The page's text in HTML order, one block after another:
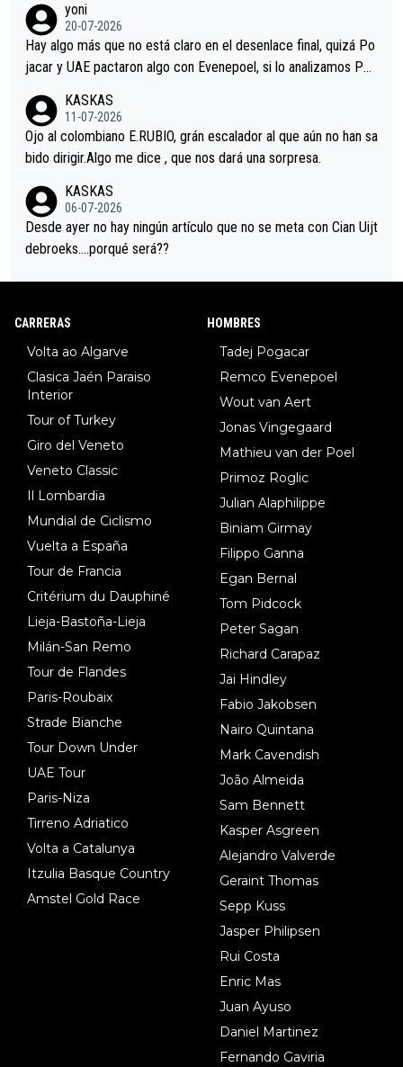
permaneció pegado a su rueda. Parecía increíble la forma en l
a que era capaz de controlar el miedo", recordó."
yoni
20-07-2026
Hay algo más que no está claro en el desenlace final, quizá Po
jacar y UAE pactaron algo con Evenepoel, si lo analizamos Poj
i sin pedalear, luego está el saludo con Evenepoel dándose la
mano de una manera muy fraternal, más allá de los típicos toqu
es en el hombro con que saludaba a Vingegard. Ahí hubo una in
eta, a ver si por querer poner a Del Toro con calzador en posi
ción de podio UAE y Pojacar se van complicar el tour.
KASKAS
11-07-2026
Ojo al colombiano E.RUBIO, grán escalador al que aún no han sa
bido dirigir.Algo me dice , que nos dará una sorpresa.
KASKAS
06-07-2026
Desde ayer no hay ningún artículo que no se meta con Cian Uijt
debroeks….porqué será??
CARRERAS
Volta ao Algarve
Clasica Jaén Paraiso
Interior
Tour of Turkey
Giro del Veneto
Veneto Classic
Il Lombardia
Mundial de Ciclismo
Vuelta a España
Tour de Francia
Critérium du Dauphiné
Lieja-Bastoña-Lieja
Milán-San Remo
Tour de Flandes
Paris-Roubaix
Strade Bianche
Tour Down Under
UAE Tour
Paris-Niza
Tirreno Adriatico
Volta a Catalunya
Itzulia Basque Country
Amstel Gold Race
HOMBRES
Tadej Pogacar
Remco Evenepoel
Wout van Aert
Jonas Vingegaard
Mathieu van der Poel
Primoz Roglic
Julian Alaphilippe
Biniam Girmay
Filippo Ganna
Egan Bernal
Tom Pidcock
Peter Sagan
Richard Carapaz
Jai Hindley
Fabio Jakobsen
Nairo Quintana
Mark Cavendish
João Almeida
Sam Bennett
Kasper Asgreen
Alejandro Valverde
Geraint Thomas
Sepp Kuss
Jasper Philipsen
Rui Costa
Enric Mas
Juan Ayuso
Daniel Martinez
Fernando Gaviria